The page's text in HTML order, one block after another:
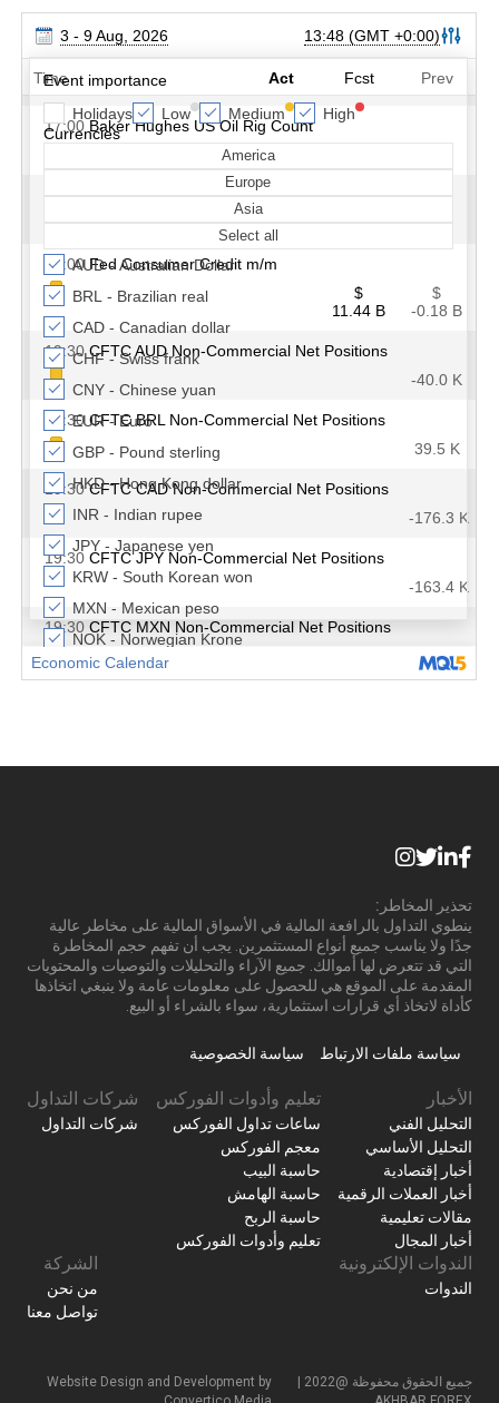
تحذير المخاطر:
ينطوي التداول بالرافعة المالية في الأسواق المالية على مخاطر عالية
جدًا ولا يناسب جميع أنواع المستثمرين. يجب أن تفهم حجم المخاطرة
التي قد تتعرض لها أموالك. جميع الآراء والتحليلات والتوصيات والمحتويات
المقدمة على الموقع هي للحصول على معلومات عامة ولا ينبغي اتخاذها
كأداة لاتخاذ أي قرارات استثمارية، سواء بالشراء أو البيع.
سياسة ملفات الارتباط سياسة الخصوصية
الأخبار
التحليل الفني
التحليل الأساسي
أخبار إقتصادية
أخبار العملات الرقمية
مقالات تعليمية
أخبار المجال
تعليم وأدوات الفوركس
ساعات تداول الفوركس
معجم الفوركس
حاسبة البيب
حاسبة الهامش
حاسبة الربح
تعليم وأدوات الفوركس
شركات التداول
شركات التداول
الندوات الإلكترونية
الندوات
الشركة
من نحن
تواصل معنا
Website Design and Development by